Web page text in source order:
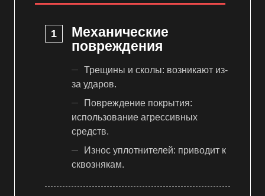
Механические
повреждения
Трещины и сколы: возникают из-
за ударов.
Повреждение покрытия:
использование агрессивных
средств.
Износ уплотнителей: приводит к
сквознякам.